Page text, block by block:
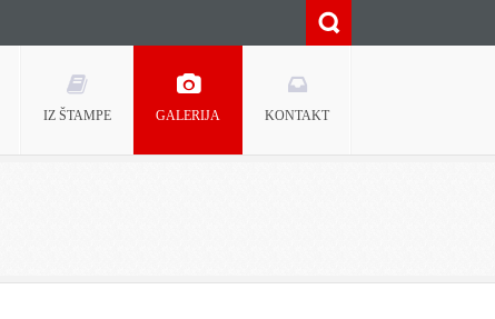
IZ ŠTAMPE GALERIJA KONTAKT